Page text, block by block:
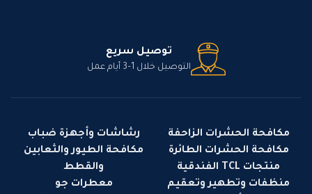
توصيل سريع
التوصيل خلال 1–3 أيام عمل
مكافحة الحشرات الزاحفة
مكافحة الحشرات الطائرة
منتجات TCL الفندقية
منظفات وتطهير وتعقيم
رشاشات وأجهزة ضباب
مكافحة الطيور والثعابين
والقطط
معطرات جو